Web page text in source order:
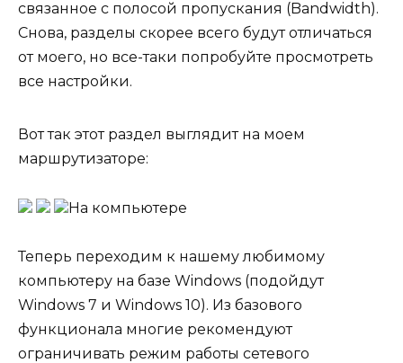
связанное с полосой пропускания (Bandwidth).
Снова, разделы скорее всего будут отличаться
от моего, но все-таки попробуйте просмотреть
все настройки.
Вот так этот раздел выглядит на моем
маршрутизаторе:
На компьютере
Теперь переходим к нашему любимому
компьютеру на базе Windows (подойдут
Windows 7 и Windows 10). Из базового
функционала многие рекомендуют
ограничивать режим работы сетевого